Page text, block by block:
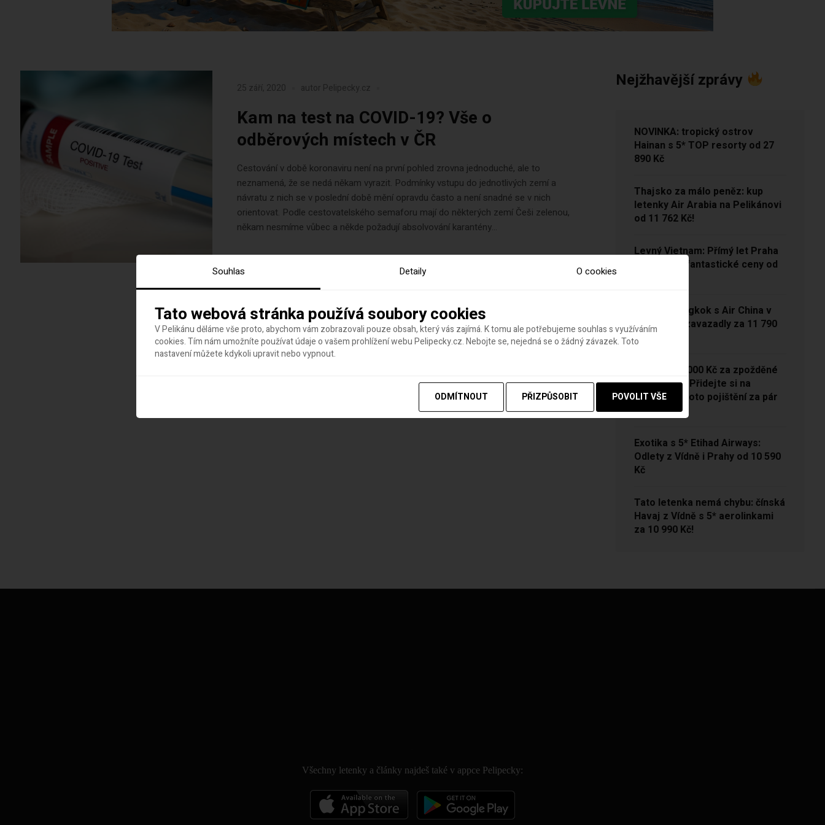
25 září, 2020 autor Pelipecky.cz
Kam na test na COVID-19? Vše o
odběrových místech v ČR
Cestování v době koronaviru není na první pohled zrovna jednoduché, ale to
neznamená, že se nedá někam vyrazit. Podmínky vstupu do jednotlivých zemí a
návratu z nich se v poslední době mění opravdu často a není snadné se v nich
orientovat. Podle cestovatelského semaforu mají do některých zemí Češi zelenou,
někam nesmíme vůbec a někde požadují absolvování karantény...
Nejžhavější zprávy
NOVINKA: tropický ostrov
Hainan s 5* TOP resorty od 27
890 Kč
Thajsko za málo peněz: kup
letenky Air Arabia na Pelikánovi
od 11 762 Kč!
Levný Vietnam: Přímý let Praha
– Hanoj za fantastické ceny od
Vídeň – Bangkok s Air China v
sezóně se zavazadly za 11 790
Kč!
NOVINKA: 5000 Kč za zpožděné
zavazadlo? Přidejte si na
Pelikánovi toto pojištění za pár
korun
Exotika s 5* Etihad Airways:
Odlety z Vídně i Prahy od 10 590
Kč
Tato letenka nemá chybu: čínská
Havaj z Vídně s 5* aerolinkami
za 10 990 Kč!
Všechny letenky a články najdeš také v appce Pelipecky:
Souhlas Detaily O cookies
Tato webová stránka používá soubory cookies
V Pelikánu děláme vše proto, abychom vám zobrazovali pouze obsah, který vás zajímá. K tomu ale potřebujeme souhlas s využíváním
cookies. Tím nám umožníte používat údaje o vašem prohlížení webu Pelipecky.cz. Nebojte se, nejedná se o žádný závazek. Toto
nastavení můžete kdykoli upravit nebo vypnout.
ODMÍTNOUT PŘIZPŮSOBIT POVOLIT VŠE